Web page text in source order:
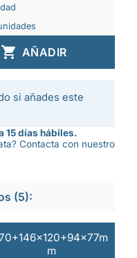
 AÑADIR
si añades este
15 días hábiles.
Contacta con nuestro
(5):
m